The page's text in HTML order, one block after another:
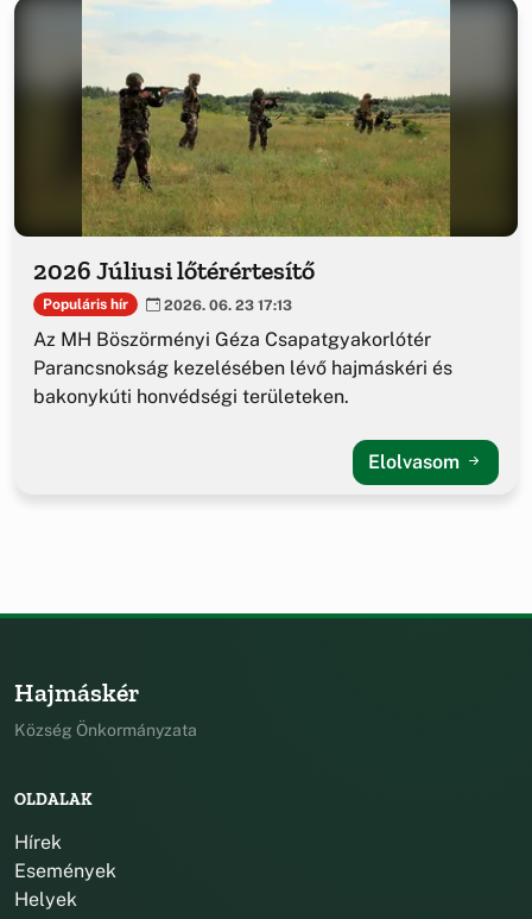
2026 Júliusi lőtérértesítő
Populáris hír 2026. 06. 23 17:13
Az MH Böszörményi Géza Csapatgyakorlótér
Parancsnokság kezelésében lévő hajmáskéri és
bakonykúti honvédségi területeken.
Elolvasom
Hajmáskér
Község Önkormányzata
OLDALAK
Hírek
Események
Helyek